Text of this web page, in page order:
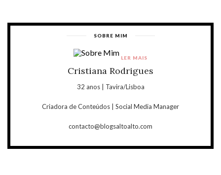
SOBRE MIM
Cristiana Rodrigues
32 anos | Tavira/Lisboa
Criadora de Conteúdos | Social Media Manager
contacto@blogsaltoalto.com
LER MAIS